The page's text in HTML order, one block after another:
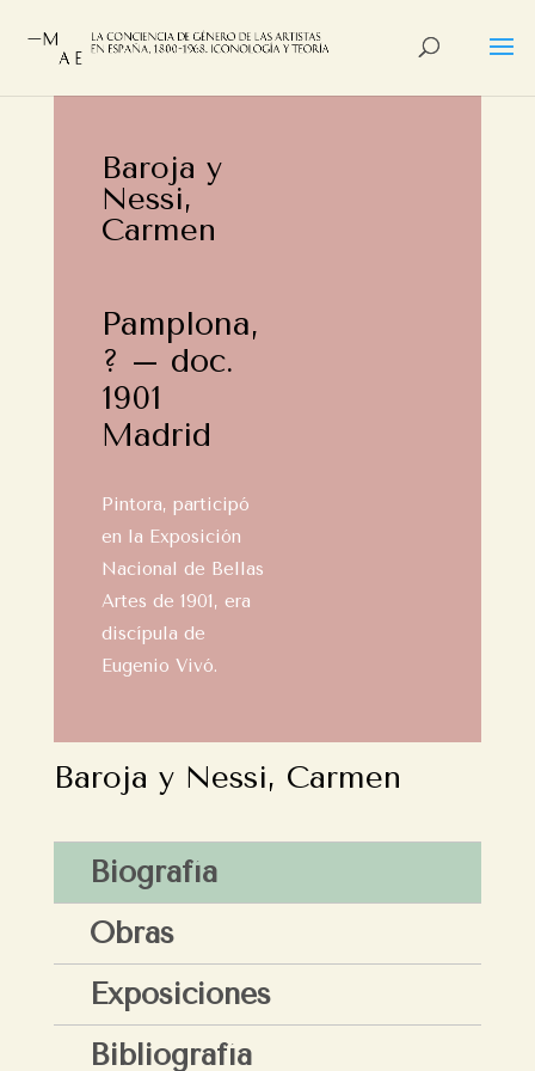
Baroja y
Nessi,
Carmen
Pamplona,
? – doc.
1901
Madrid
Pintora, participó
en la Exposición
Nacional de Bellas
Artes de 1901, era
discípula de
Eugenio Vivó.
Baroja y Nessi, Carmen
Biografía
Obras
Exposiciones
Bibliografía